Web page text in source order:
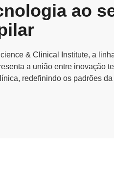
ao
& Clinical Institute, a
a união entre inovação
redefinindo os padrões